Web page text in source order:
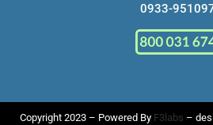
0933-
Copyright 2023 – Powered By F3labs –